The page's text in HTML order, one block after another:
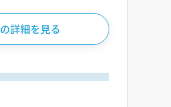
詳細を見る